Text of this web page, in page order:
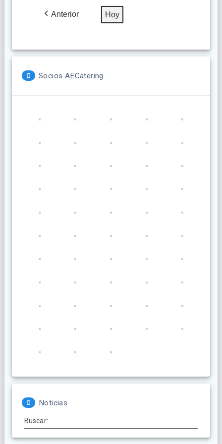
2026
2026
2026
2026
Anterior Hoy
Socios AECatering
Noticias
Buscar: